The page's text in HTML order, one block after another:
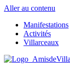
Aller au contenu
Manifestations
Activités
Villarceaux